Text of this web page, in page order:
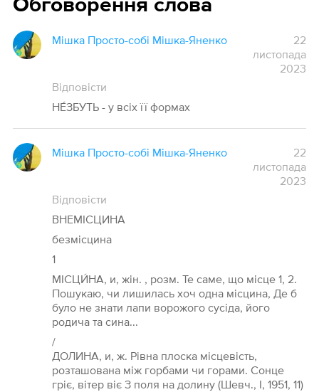
Обговорення слова
Мішка Просто-собі Мішка-Яненко
22
листопада
2023
Відповісти
НЕ́ЗБУТЬ - у всіх її формах
Мішка Просто-собі Мішка-Яненко
22
листопада
2023
Відповісти
ВНЕМІСЦИНА
безмісцина
1
МІСЦИ́НА, и, жін. , розм. Те саме, що місце 1, 2.
Пошукаю, чи лишилась хоч одна місцина, Де б
було не знати лапи ворожого сусіда, його
родича та сина...
/
ДОЛИНА, и, ж. Рівна плоска місцевість,
розташована між горбами чи горами. Сонце
гріє, вітер віє З поля на долину (Шевч., І, 1951, 11)